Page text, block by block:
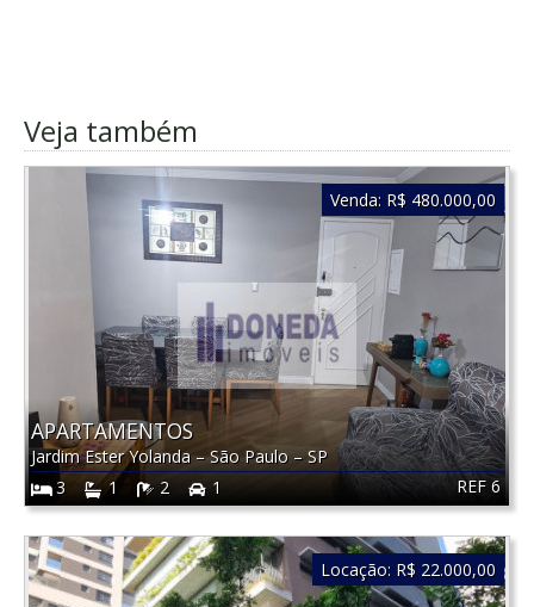
Veja também
REF 6
APARTAMENTOS
Jardim Ester Yolanda –São Paulo – SP
3
1 2 1
Venda: R$ 480.000,00
Locação: R$ 22.000,00